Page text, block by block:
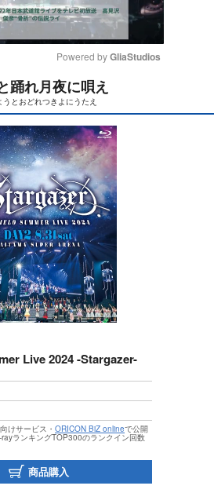
t
e
Powered by GliaStudios
踊れ月夜に唄え
うとおどれつきよにうたえ
Live 2024 -Stargazer-
けサービス・ ORICON BiZ onlineで公開
ランキングTOP300のランクイン回数
商品購入